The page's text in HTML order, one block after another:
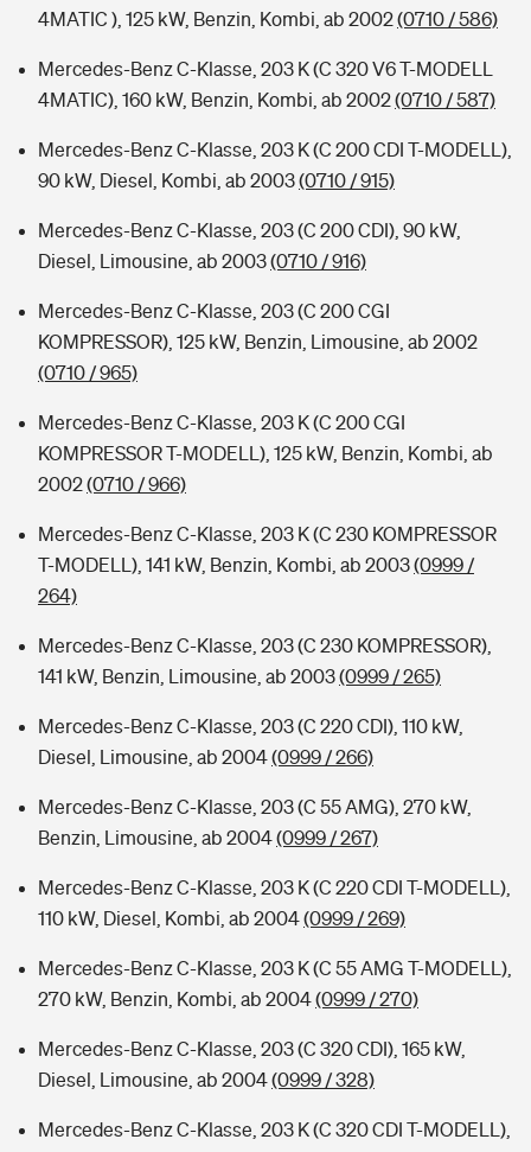
4MATIC ), 125 kW, Benzin, Kombi, ab 2002(0710 / 586)
Mercedes-Benz C-Klasse, 203 K (C 320 V6 T-MODELL
4MATIC), 160 kW, Benzin, Kombi, ab 2002(0710 / 587)
Mercedes-Benz C-Klasse, 203 K (C 200 CDI T-MODELL),
90 kW, Diesel, Kombi, ab 2003(0710 / 915)
Mercedes-Benz C-Klasse, 203 (C 200 CDI), 90 kW,
Diesel, Limousine, ab 2003(0710 / 916)
Mercedes-Benz C-Klasse, 203 (C 200 CGI
KOMPRESSOR), 125 kW, Benzin, Limousine, ab 2002
(0710 / 965)
Mercedes-Benz C-Klasse, 203 K (C 200 CGI
KOMPRESSOR T-MODELL), 125 kW, Benzin, Kombi, ab
2002(0710 / 966)
Mercedes-Benz C-Klasse, 203 K (C 230 KOMPRESSOR
T-MODELL), 141 kW, Benzin, Kombi, ab 2003(0999 /
264)
Mercedes-Benz C-Klasse, 203 (C 230 KOMPRESSOR),
141 kW, Benzin, Limousine, ab 2003(0999 / 265)
Mercedes-Benz C-Klasse, 203 (C 220 CDI), 110 kW,
Diesel, Limousine, ab 2004(0999 / 266)
Mercedes-Benz C-Klasse, 203 (C 55 AMG), 270 kW,
Benzin, Limousine, ab 2004(0999 / 267)
Mercedes-Benz C-Klasse, 203 K (C 220 CDI T-MODELL),
110 kW, Diesel, Kombi, ab 2004(0999 / 269)
Mercedes-Benz C-Klasse, 203 K (C 55 AMG T-MODELL),
270 kW, Benzin, Kombi, ab 2004(0999 / 270)
Mercedes-Benz C-Klasse, 203 (C 320 CDI), 165 kW,
Diesel, Limousine, ab 2004(0999 / 328)
Mercedes-Benz C-Klasse, 203 K (C 320 CDI T-MODELL),